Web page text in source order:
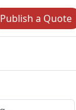
Publish a Quote